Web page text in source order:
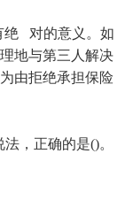
对的意义。如
地与第三人解决
由拒绝承担保险
，正确的是()。